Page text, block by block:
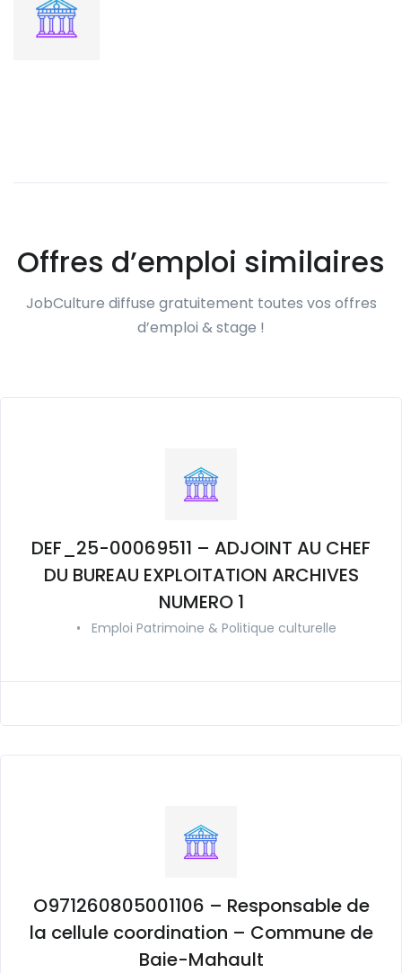
Offres d’emploi similaires
JobCulture diffuse gratuitement toutes vos offres
d’emploi & stage !
DEF_25-00069511 – ADJOINT AU CHEF
DU BUREAU EXPLOITATION ARCHIVES
NUMERO 1
• Emploi Patrimoine & Politique culturelle
O971260805001106 – Responsable de
la cellule coordination – Commune de
Baie-Mahault